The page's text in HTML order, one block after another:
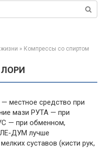
» Компрессы со спиртом
ЛОРИ
местное средство при
мази РУТА — при
— при обменном,
ЛЕ-ДУМ лучше
суставов (кисти рук,